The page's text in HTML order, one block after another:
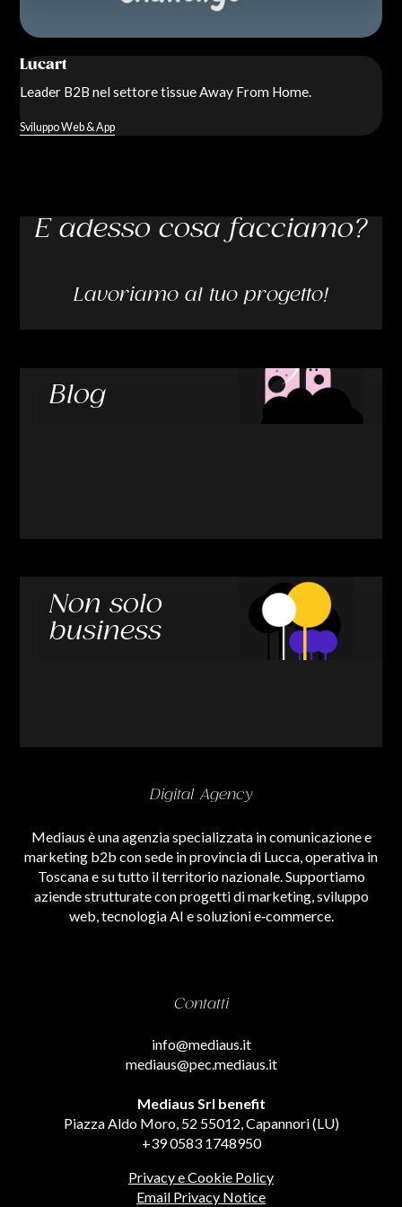
Lucart
Leader B2B nel settore tissue Away From Home.
Sviluppo Web & App
E adesso cosa facciamo?
Lavoriamo al tuo progetto!
Blog
Non solo
business
Digital Agency
Mediaus è una agenzia specializzata in comunicazione e
marketing b2b con sede in provincia di Lucca, operativa in
Toscana e su tutto il territorio nazionale. Supportiamo
aziende strutturate con progetti di marketing, sviluppo
web, tecnologia AI e soluzioni e‑commerce.
Contatti
info@mediaus.it
mediaus@pec.mediaus.it
Mediaus Srl benefit
Piazza Aldo Moro, 52 55012, Capannori (LU)
+39 0583 1748950
Privacy e Cookie Policy
Email Privacy Notice